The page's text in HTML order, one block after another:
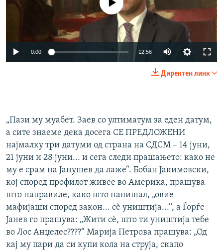
1080p
0:00 12:56
1080p
Директен линк
„Пази му муабет. Заев со ултиматум за еден датум,
а сите знаеме дека досега СЕ ПРЕДЛОЖЕНИ
најмалку три датуми од страна на СДСМ – 14 јуни,
21 јуни и 28 јуни... и сега следи прашањето: како не
му е срам на Јанушев да лаже“. Бобан Јакимовски,
кој според профилот живее во Америка, прашува
што направиле, како што напишал, „овие
мафијаши според закон... сѐ уништија...“, а Ѓорѓе
Јанев го прашува: „Жити сѐ, што ти уништија тебе
во Лос Анџелес????“ Марија Петрова прашува: „Од
кај му пари да си купи кола на струја, скапо